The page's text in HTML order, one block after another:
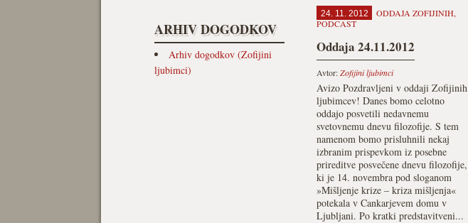
ARHIV DOGODKOV
Arhiv dogodkov (Zofijini
ljubimci)
24. 11. 2012 ODDAJA ZOFIJINIH,
PODCAST
Oddaja 24.11.2012
Avtor:Zofijini ljubimci
Avizo Pozdravljeni v oddaji Zofijinih
ljubimcev! Danes bomo celotno
oddajo posvetili nedavnemu
svetovnemu dnevu filozofije. S tem
namenom bomo prisluhnili nekaj
izbranim prispevkom iz posebne
prireditve posvečene dnevu filozofije,
ki je 14. novembra pod sloganom
»Mišljenje krize – kriza mišljenja«
potekala v Cankarjevem domu v
Ljubljani. Po kratki predstavitveni...